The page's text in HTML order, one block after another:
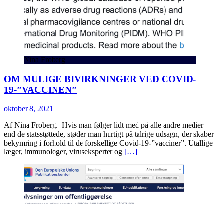
Nina Froberg
OM MULIGE BIVIRKNINGER VED COVID-
19-”VACCINEN”
oktober 8, 2021
Af Nina Froberg. Hvis man følger lidt med på alle andre medier
end de statsstøttede, støder man hurtigt på talrige udsagn, der skaber
bekymring i forhold til de forskellige Covid-19-”vacciner”. Utallige
læger, immunologer, viruseksperter og […]